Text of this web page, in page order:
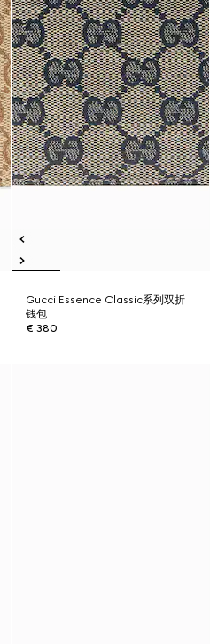
Gucci Essence Classic系列双折
钱包
€ 380